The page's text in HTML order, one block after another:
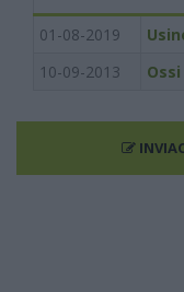
01-08-2019
10-09-2013